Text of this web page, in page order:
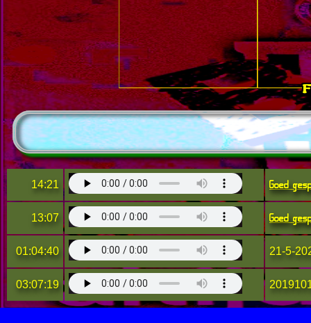
14:21 Goed
13:07 Goed
01:04:40 21-5-
03:07:19